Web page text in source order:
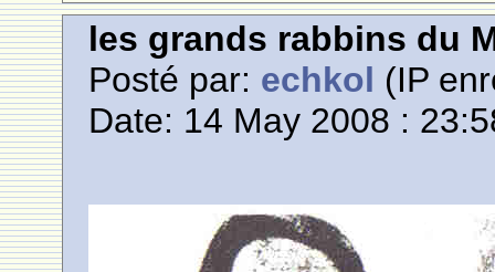
les grands rabbins du
Posté par: echkol (IP
Date: 14 May 2008 :